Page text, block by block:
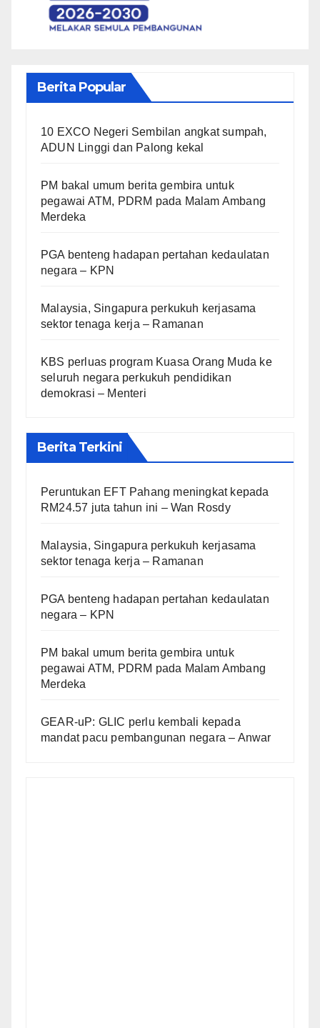
Berita Popular
10 EXCO Negeri Sembilan angkat sumpah,
ADUN Linggi dan Palong kekal
PM bakal umum berita gembira untuk
pegawai ATM, PDRM pada Malam Ambang
Merdeka
PGA benteng hadapan pertahan kedaulatan
negara – KPN
Malaysia, Singapura perkukuh kerjasama
sektor tenaga kerja – Ramanan
KBS perluas program Kuasa Orang Muda ke
seluruh negara perkukuh pendidikan
demokrasi – Menteri
Berita Terkini
Peruntukan EFT Pahang meningkat kepada
RM24.57 juta tahun ini – Wan Rosdy
Malaysia, Singapura perkukuh kerjasama
sektor tenaga kerja – Ramanan
PGA benteng hadapan pertahan kedaulatan
negara – KPN
PM bakal umum berita gembira untuk
pegawai ATM, PDRM pada Malam Ambang
Merdeka
GEAR-uP: GLIC perlu kembali kepada
mandat pacu pembangunan negara – Anwar